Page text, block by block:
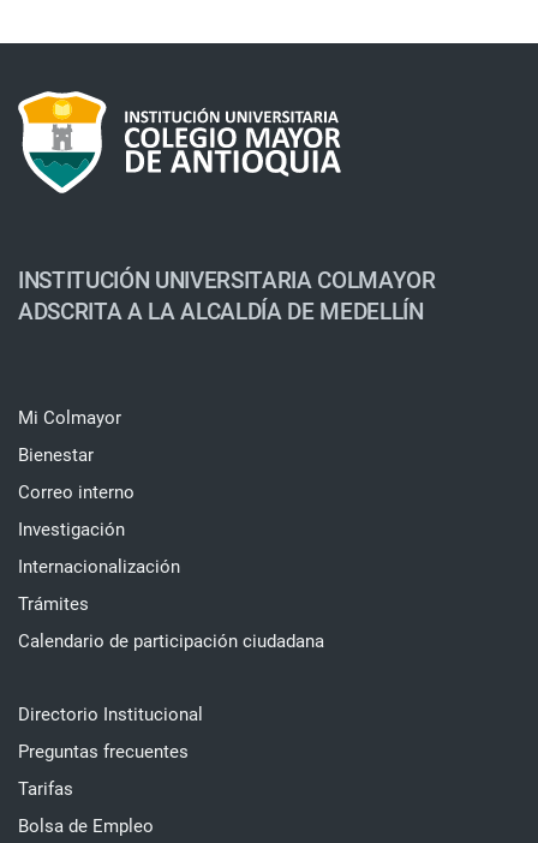
INSTITUCIÓN UNIVERSITARIA COLMAYOR
ADSCRITA A LA ALCALDÍA DE MEDELLÍN
Mi Colmayor
Bienestar
Correo interno
Investigación
Internacionalización
Trámites
Calendario de participación ciudadana
Directorio Institucional
Preguntas frecuentes
Tarifas
Bolsa de Empleo